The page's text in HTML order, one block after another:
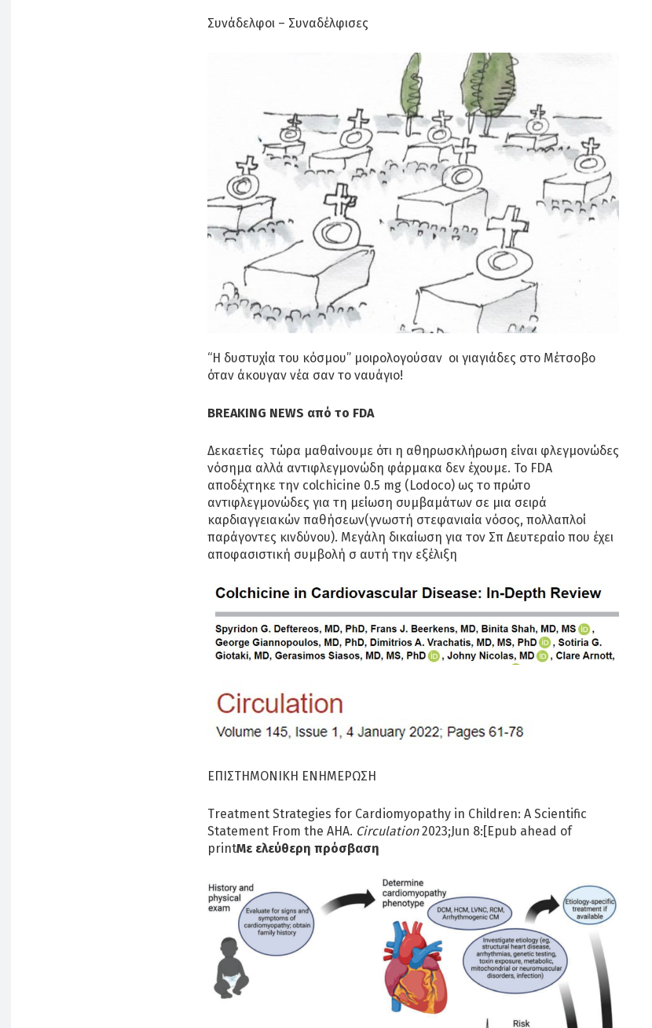
Συνάδελφοι – Συναδέλφισες
“Η δυστυχία του κόσμου” μοιρολογούσαν οι γιαγιάδες στο Μέτσοβο
όταν άκουγαν νέα σαν το ναυάγιο!
BREAKING NEWS από το FDA
Δεκαετίες τώρα μαθαίνουμε ότι η αθηρωσκλήρωση είναι φλεγμονώδες
νόσημα αλλά αντιφλεγμονώδη φάρμακα δεν έχουμε. Το FDA
αποδέχτηκε την colchicine 0.5 mg (Lodoco) ως το πρώτο
αντιφλεγμονώδες για τη μείωση συμβαμάτων σε μια σειρά
καρδιαγγειακών παθήσεων(γνωστή στεφανιαία νόσος, πολλαπλοί
παράγοντες κινδύνου). Μεγάλη δικαίωση για τον Σπ Δευτεραίο που έχει
αποφασιστική συμβολή σ αυτή την εξέλιξη
ΕΠΙΣΤΗΜΟΝΙΚΗ ΕΝΗΜΕΡΩΣΗ
Treatment Strategies for Cardiomyopathy in Children: A Scientific
Statement From the AHA. Circulation2023;Jun 8:[Epub ahead of
printΜε ελεύθερη πρόσβαση